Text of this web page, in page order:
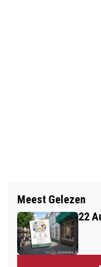
26
KRUISING
Meest Gelezen
22